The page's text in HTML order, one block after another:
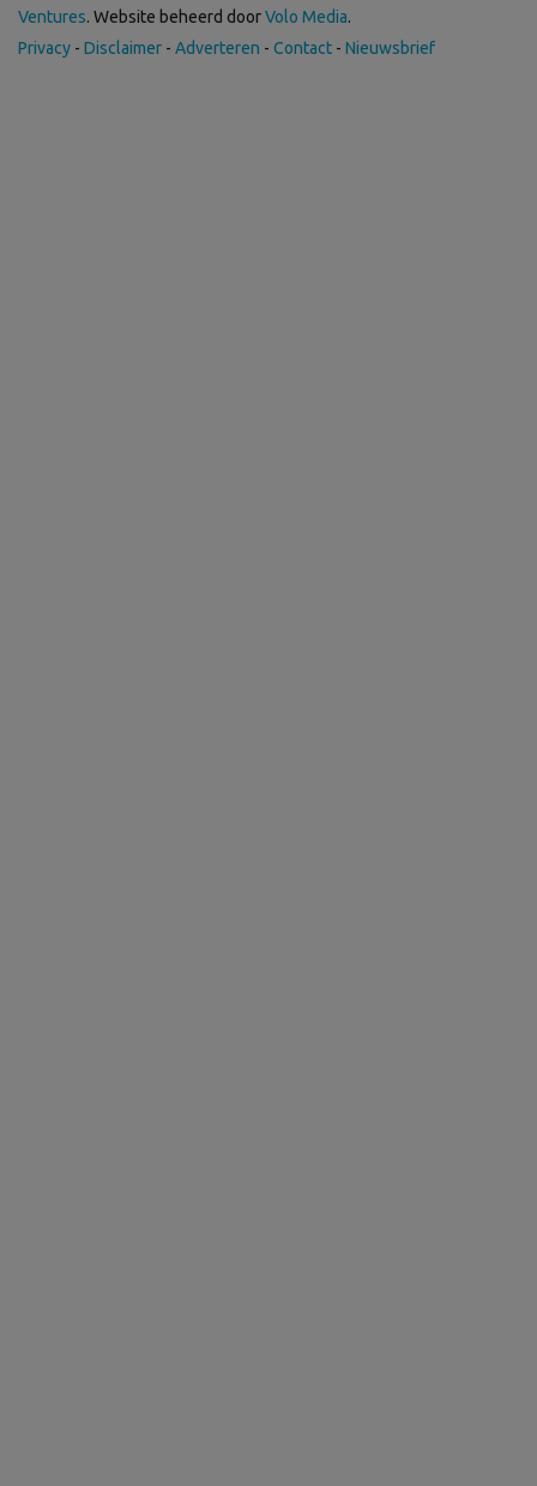
Ventures. Website beheerd doorVolo Media.
Privacy - Disclaimer - Adverteren - Contact - Nieuwsbrief